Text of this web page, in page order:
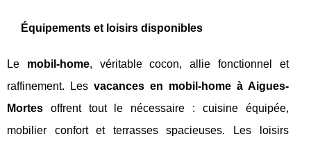
Équipements et loisirs disponibles
Le mobil-home, véritable cocon, allie fonctionnel et
raffinement. Les vacances en mobil-home à Aigues-
Mortes offrent tout le nécessaire : cuisine équipée,
mobilier confort et terrasses spacieuses. Les loisirs